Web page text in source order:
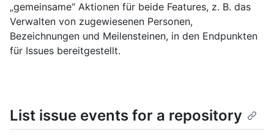
„gemeinsame“ Aktionen für beide Features, z. B. das
Verwalten von zugewiesenen Personen,
Bezeichnungen und Meilensteinen, in den Endpunkten
für Issues bereitgestellt.
List issue events for a repository